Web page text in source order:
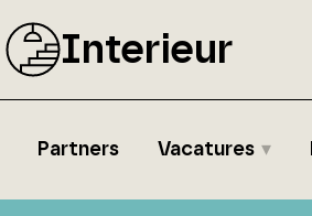
Interieur
Partners Vacatures